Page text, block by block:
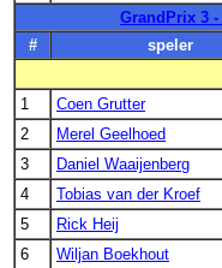
GrandPrix 3 -
#
speler
1
Coen Grutter
2
Merel Geelhoed
3
Daniel Waaijenberg
4
Tobias van der Kroef
5
Rick Heij
6
Wiljan Boekhout